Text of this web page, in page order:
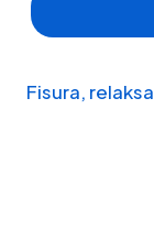
Fisura,